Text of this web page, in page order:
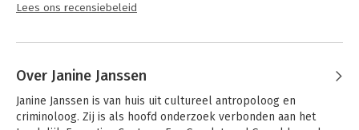
Lees ons recensiebeleid
Over Janine Janssen
Janine Janssen is van huis uit cultureel antropoloog en
criminoloog. Zij is als hoofd onderzoek verbonden aan het